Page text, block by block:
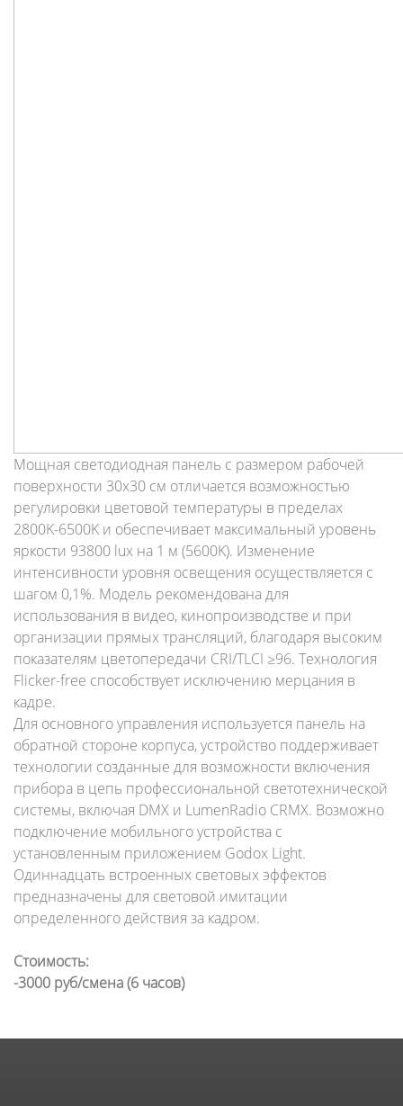
Мощная светодиодная панель с размером рабочей
поверхности 30x30 см отличается возможностью
регулировки цветовой температуры в пределах
2800K-6500K и обеспечивает максимальный уровень
яркости 93800 lux на 1 м (5600K). Изменение
интенсивности уровня освещения осуществляется с
шагом 0,1%. Модель рекомендована для
использования в видео, кинопроизводстве и при
организации прямых трансляций, благодаря высоким
показателям цветопередачи CRI/TLCI ≥96. Технология
Flicker-free способствует исключению мерцания в
кадре.
Для основного управления используется панель на
обратной стороне корпуса, устройство поддерживает
технологии созданные для возможности включения
прибора в цепь профессиональной светотехнической
системы, включая DMX и LumenRadio CRMX. Возможно
подключение мобильного устройства с
установленным приложением Godox Light.
Одиннадцать встроенных световых эффектов
предназначены для световой имитации
определенного действия за кадром.
Стоимость:
-3000 руб/смена (6 часов)